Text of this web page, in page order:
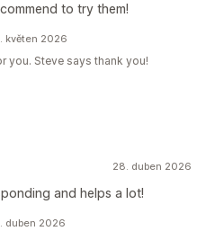
to try them!
květen 2026
you. Steve says thank you!
28. duben 2026
and helps a lot!
duben 2026